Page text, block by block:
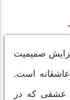
صمیمیت
است.
عشقی که در